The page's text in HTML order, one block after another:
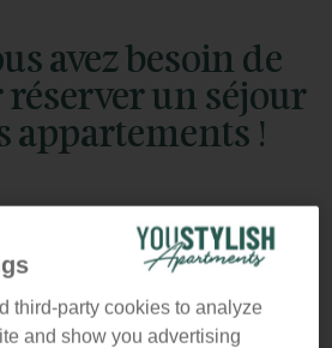
avez besoin de
réserver un séjour
appartements !
Comment réserver ?
(check out)
Sécurité à Barcelone
third-party cookies to analyze
and show you advertising